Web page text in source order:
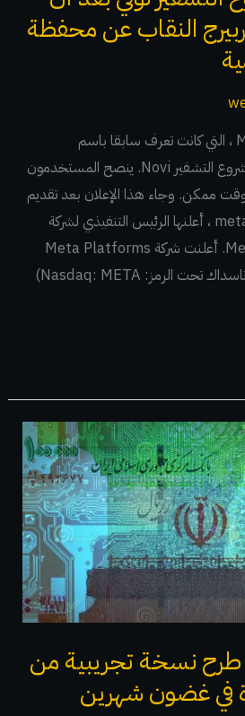
النقاب عن محفظة
أعلنت Meta Platforms ، التي كانت تعرف سابقا باسم
Facebook ، عن نهاية مشروع التشفير Novi. ينصح المستخدمون
ممكن. وجاء هذا الإعلان بعد تقديم
محفظة رقمية ل metaverse ، أعلنها الرئيس التنفيذي لشركة
Meta Mark Zuckerberg. أعلنت شركة Meta Platforms
Inc. (المدرجة في بورصة ناسداك تحت الرمز: Nasdaq: META)
طرح نسخة تجريبية من
في غضون شهرين